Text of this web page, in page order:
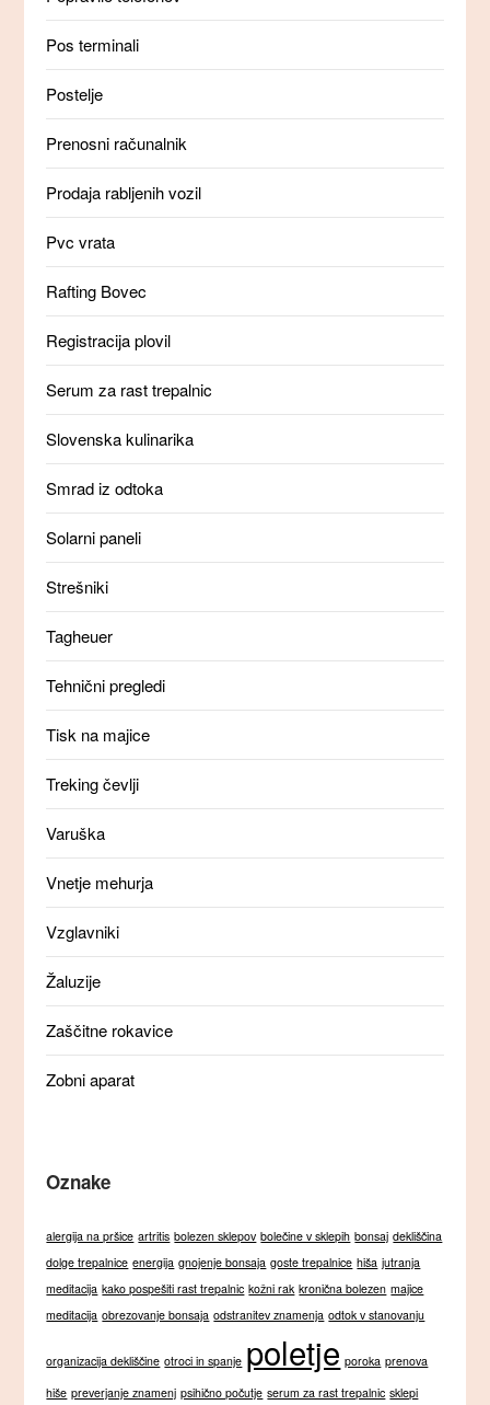
Pos terminali
Postelje
Prenosni računalnik
Prodaja rabljenih vozil
Pvc vrata
Rafting Bovec
Registracija plovil
Serum za rast trepalnic
Slovenska kulinarika
Smrad iz odtoka
Solarni paneli
Strešniki
Tagheuer
Tehnični pregledi
Tisk na majice
Treking čevlji
Varuška
Vnetje mehurja
Vzglavniki
Žaluzije
Zaščitne rokavice
Zobni aparat
Oznake
alergija na pršice artritis bolezen sklepov bolečine v sklepih bonsaj dekliščina
dolge trepalnice energija gnojenje bonsaja goste trepalnice hiša jutranja
meditacija kako pospešiti rast trepalnic kožni rak kronična bolezen majice
meditacija obrezovanje bonsaja odstranitev znamenja odtok v stanovanju
organizacija dekliščine otroci in spanje poletje poroka prenova
hiše preverjanje znamenj psihično počutje serum za rast trepalnic sklepi